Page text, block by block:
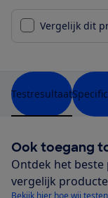
Vergelijk dit
Testresultaat
Ook toegang
Ontdek het
vergelijk